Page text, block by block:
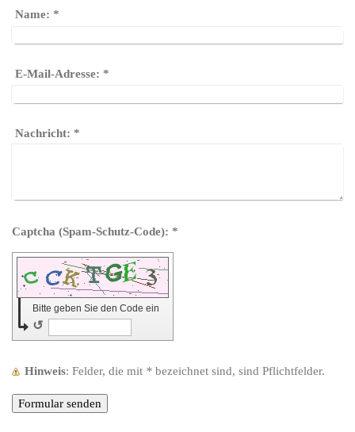
Name: *
E-Mail-Adresse: *
Nachricht: *
Captcha (Spam-Schutz-Code): *
Bitte geben Sie den Code ein
↺
Hinweis : Felder, die mit * bezeichnet sind, sind Pflichtfelder.